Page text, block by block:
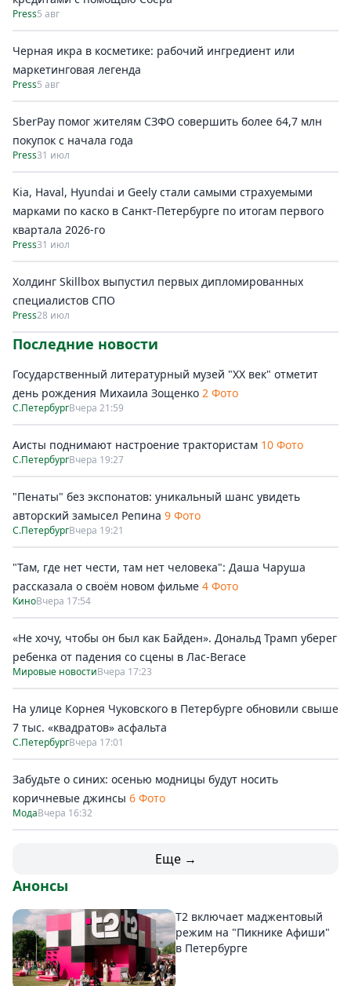
Press5 авг
Черная икра в косметике: рабочий ингредиент или
маркетинговая легенда
Press5 авг
SberPay помог жителям СЗФО совершить более 64,7 млн
покупок c начала года
Press31 июл
Kia, Haval, Hyundai и Geely стали самыми страхуемыми
марками по каско в Санкт-Петербурге по итогам первого
квартала 2026-го
Press31 июл
Холдинг Skillbox выпустил первых дипломированных
специалистов СПО
Press28 июл
Последние новости
Государственный литературный музей "ХХ век" отметит
день рождения Михаила Зощенко 2 Фото
С.ПетербургВчера 21:59
Аисты поднимают настроение трактористам 10 Фото
С.ПетербургВчера 19:27
"Пенаты" без экспонатов: уникальный шанс увидеть
авторский замысел Репина 9 Фото
С.ПетербургВчера 19:21
"Там, где нет чести, там нет человека": Даша Чаруша
рассказала о своём новом фильме 4 Фото
КиноВчера 17:54
«Не хочу, чтобы он был как Байден». Дональд Трамп уберег
ребенка от падения со сцены в Лас-Вегасе
Мировые новостиВчера 17:23
На улице Корнея Чуковского в Петербурге обновили свыше
7 тыс. «квадратов» асфальта
С.ПетербургВчера 17:01
Забудьте о синих: осенью модницы будут носить
коричневые джинсы 6 Фото
МодаВчера 16:32
Еще →
Анонсы
Т2 включает маджентовый
режим на "Пикнике Афиши"
в Петербурге